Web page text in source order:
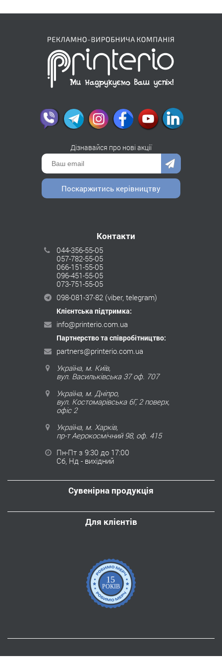
Дізнавайся про нові акції
Поскаржитись керівництву
Контакти
044-356-55-05
057-782-55-05
066-151-55-05
096-451-55-05
073-751-55-05
098-081-37-82 (viber, telegram)
Клієнтська підтримка:
info@printerio.com.ua
Партнерство та співробітництво:
partners@printerio.com.ua
Україна, м. Київ,
вул. Васильківська 37 оф. 707
Україна, м. Дніпро,
вул. Костомарівська 6Г, 2 поверх,
офіс 2
Україна, м. Харків,
пр-т Аерокосмічний 98, оф. 415
Пн-Пт з 9:30 до 17:00
Сб, Нд - вихідний
Сувенірна продукція
Для клієнтів
15
РОКІВ